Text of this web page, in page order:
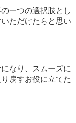
一つの選択肢とし
ただけたらと思い
なり、スムーズに
戻すお役に立てた